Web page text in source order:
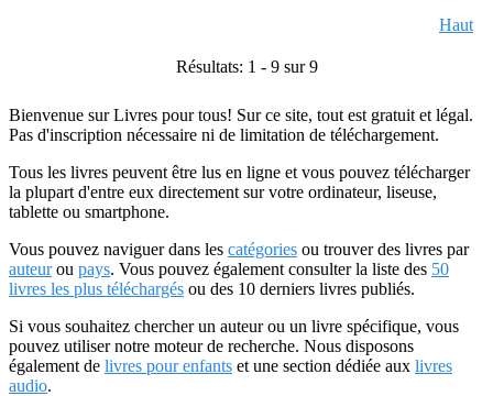
Haut
Résultats: 1 - 9 sur 9
Bienvenue sur Livres pour tous! Sur ce site, tout est gratuit et légal.
Pas d'inscription nécessaire ni de limitation de téléchargement.
Tous les livres peuvent être lus en ligne et vous pouvez télécharger
la plupart d'entre eux directement sur votre ordinateur, liseuse,
tablette ou smartphone.
Vous pouvez naviguer dans les catégories ou trouver des livres par
auteurou pays. Vous pouvez également consulter la liste des 50
livres les plus téléchargés ou des 10 derniers livres publiés.
Si vous souhaitez chercher un auteur ou un livre spécifique, vous
pouvez utiliser notre moteur de recherche. Nous disposons
également de livres pour enfants et une section dédiée aux livres
audio.